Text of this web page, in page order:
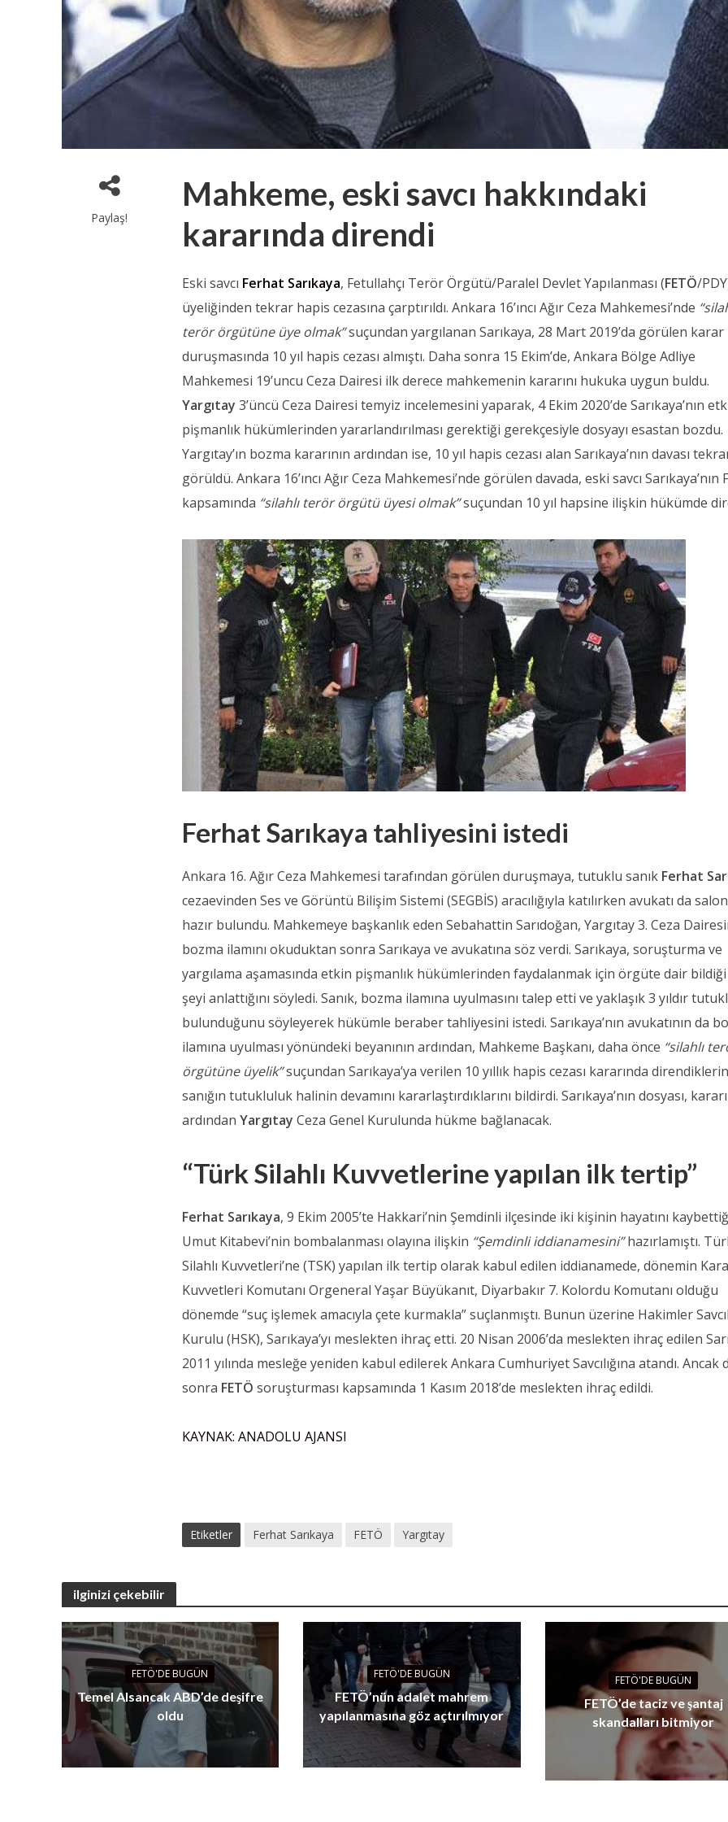
Paylaş!
Mahkeme, eski savcı hakkındaki
kararında direndi
Eski savcı Ferhat Sarıkaya, Fetullahçı Terör Örgütü/Paralel Devlet Yapılanması (FETÖ/
üyeliğinden tekrar hapis cezasına çarptırıldı. Ankara 16’ıncı Ağır Ceza Mahkemesi’nde
terör örgütüne üye olmak”suçundan yargılanan Sarıkaya, 28 Mart 2019’da görülen karar
duruşmasında 10 yıl hapis cezası almıştı. Daha sonra 15 Ekim’de, Ankara Bölge Adliye
Mahkemesi 19’uncu Ceza Dairesi ilk derece mahkemenin kararını hukuka uygun buldu.
Yargıtay 3’üncü Ceza Dairesi temyiz incelemesini yaparak, 4 Ekim 2020’de Sarıkaya’nın
pişmanlık hükümlerinden yararlandırılması gerektiği gerekçesiyle dosyayı esastan bozdu.
Yargıtay’ın bozma kararının ardından ise, 10 yıl hapis cezası alan Sarıkaya’nın davası
görüldü. Ankara 16’ıncı Ağır Ceza Mahkemesi’nde görülen davada, eski savcı Sarıkaya’nın
kapsamında “silahlı terör örgütü üyesi olmak”suçundan 10 yıl hapsine ilişkin hükümde
Ferhat Sarıkaya tahliyesini istedi
Ankara 16. Ağır Ceza Mahkemesi tarafından görülen duruşmaya, tutuklu sanık Ferhat
cezaevinden Ses ve Görüntü Bilişim Sistemi (SEGBİS) aracılığıyla katılırken avukatı da
hazır bulundu. Mahkemeye başkanlık eden Sebahattin Sarıdoğan, Yargıtay 3. Ceza
bozma ilamını okuduktan sonra Sarıkaya ve avukatına söz verdi. Sarıkaya, soruşturma ve
yargılama aşamasında etkin pişmanlık hükümlerinden faydalanmak için örgüte dair
şeyi anlattığını söyledi. Sanık, bozma ilamına uyulmasını talep etti ve yaklaşık 3 yıldır
bulunduğunu söyleyerek hükümle beraber tahliyesini istedi. Sarıkaya’nın avukatının da
ilamına uyulması yönündeki beyanının ardından, Mahkeme Başkanı, daha önce “silahlı
örgütüne üyelik”suçundan Sarıkaya’ya verilen 10 yıllık hapis cezası kararında
sanığın tutukluluk halinin devamını kararlaştırdıklarını bildirdi. Sarıkaya’nın dosyası,
ardındanYargıtay Ceza Genel Kurulunda hükme bağlanacak.
“Türk Silahlı Kuvvetlerine yapılan ilk tertip”
Ferhat Sarıkaya, 9 Ekim 2005’te Hakkari’nin Şemdinli ilçesinde iki kişinin hayatını
Umut Kitabevi’nin bombalanması olayına ilişkin “Şemdinli iddianamesini”hazırlamıştı.
Silahlı Kuvvetleri’ne (TSK) yapılan ilk tertip olarak kabul edilen iddianamede, dönemin Kara
Kuvvetleri Komutanı Orgeneral Yaşar Büyükanıt, Diyarbakır 7. Kolordu Komutanı olduğu
dönemde “suç işlemek amacıyla çete kurmakla” suçlanmıştı. Bunun üzerine Hakimler
Kurulu (HSK), Sarıkaya’yı meslekten ihraç etti. 20 Nisan 2006’da meslekten ihraç edilen
2011 yılında mesleğe yeniden kabul edilerek Ankara Cumhuriyet Savcılığına atandı. Ancak
sonra FETÖ soruşturması kapsamında 1 Kasım 2018’de meslekten ihraç edildi.
KAYNAK: ANADOLU AJANSI
Etiketler Ferhat Sarıkaya FETÖ Yargıtay
ilginizi çekebilir
FETÖ'DE BUGÜN
Temel Alsancak ABD’de deşifre
oldu
FETÖ'DE BUGÜN
FETÖ’nün adalet mahrem
yapılanmasına göz açtırılmıyor
FETÖ'DE BUGÜN
FETÖ’de taciz ve şantaj
skandalları bitmiyor